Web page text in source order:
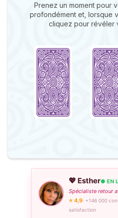
Prenez un moment pour
profondément et, lorsque
cliquez pour révéler
💖 Esther● EN
Spécialiste retour
⭐ 4,9· +146 000
satisfaction